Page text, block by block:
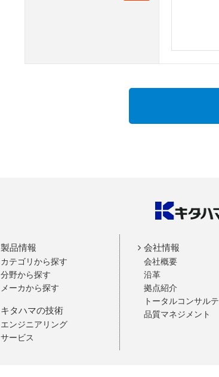
製品情報
カテゴリから探す
分野から探す
メーカから探す
キタハマの技術
エンジニアリング
サービス
会社情報
会社概要
沿革
拠点紹介
トータルコンサル
品質マネジメント